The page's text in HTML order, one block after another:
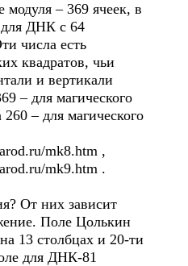
– 369 ячеек, в
для ДНК с 64
числа есть
квадратов, чьи
и вертикали
– для магического
260 – для магического
mk8.htm ,
mk9.htm .
От них зависит
Поле Цолькин
13 столбцах и 20-ти
для ДНК-81